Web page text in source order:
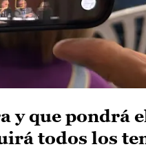
y que pondrá
todos los